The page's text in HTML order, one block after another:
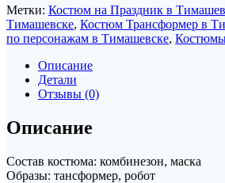
Метки: Костюм на Праздник в
Тимашевске, Костюм Трансформер в
по персонажам в Тимашевске, Костюмы
Описание
Детали
Отзывы (0)
Описание
Состав костюма: комбинезон, маска
Образы: тансформер, робот